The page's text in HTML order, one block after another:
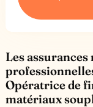
Les
Opératrice de
matériaux